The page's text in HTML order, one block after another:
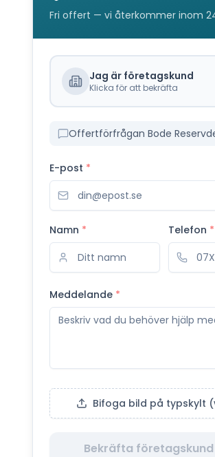
Fri offert — vi återkommer inom
Jag är företagskund
Klicka för att bekräfta
Offertförfrågan Bode
E-post *
Namn * Telefon *
Meddelande *
Bifoga bild på typskylt
Bekräfta